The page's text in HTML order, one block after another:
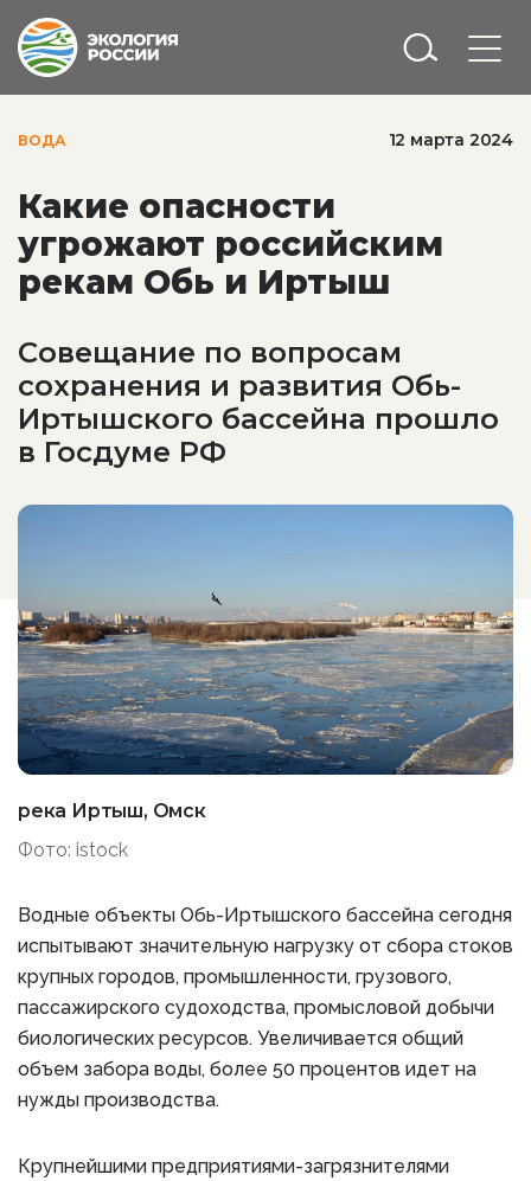
ВОДА 12 марта 2024
Какие опасности
угрожают российским
рекам Обь и Иртыш
Совещание по вопросам
сохранения и развития Обь-
Иртышского бассейна прошло
в Госдуме РФ
река Иртыш, Омск
Фото: istock
Водные объекты Обь-Иртышского бассейна сегодня
испытывают значительную нагрузку от сбора стоков
крупных городов, промышленности, грузового,
пассажирского судоходства, промысловой добычи
биологических ресурсов. Увеличивается общий
объем забора воды, более 50 процентов идет на
нужды производства.
Крупнейшими предприятиями-загрязнителями